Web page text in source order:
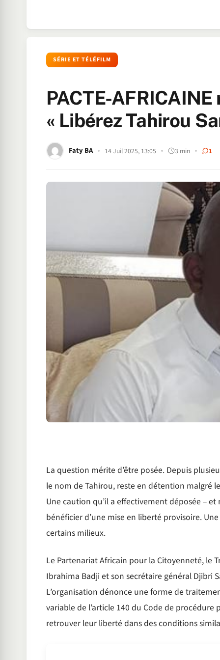
SÉRIE ET TÉLÉFILM
PACTE-
« Libérez Tahirou
Faty BA 14 Juil 2025, 13:05 3 min 1
La question mérite d’être posée. Depuis
le nom de Tahirou, reste en détention malgré
Une caution qu’il a effectivement déposée –
bénéficier d’une mise en liberté provisoire.
certains milieux.
Le Partenariat Africain pour la Citoyenneté, le
Ibrahima Badji et son secrétaire général Djibri
L’organisation dénonce une forme de
variable de l’article 140 du Code de
retrouver leur liberté dans des conditions